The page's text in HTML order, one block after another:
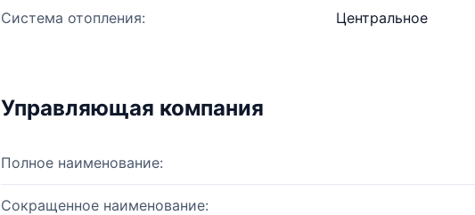
Система отопления: Центральное
Управляющая компания
Полное наименование:
Сокращенное наименование: